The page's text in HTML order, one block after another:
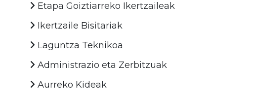
Etapa Goiztiarreko Ikertzaileak
Ikertzaile Bisitariak
Laguntza Teknikoa
Administrazio eta Zerbitzuak
Aurreko Kideak